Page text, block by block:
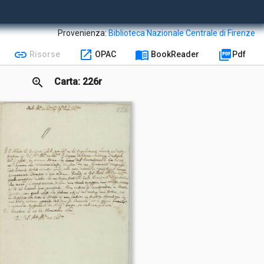
Provenienza:Biblioteca Nazionale Centrale di Firenze
link Risorse open_in_new OPAC menu_book BookReader picture_as_pdf Pdf
zoom_in Carta: 226r